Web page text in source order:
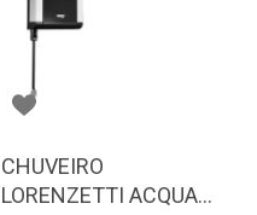
CHUVEIRO
LORENZETTI ACQUA